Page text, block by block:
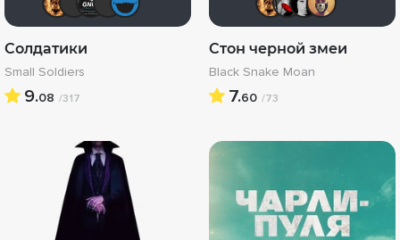
Солдатики
Small Soldiers
9.08 /317
Стон черной змеи
Black Snake Moan
7.60 /73